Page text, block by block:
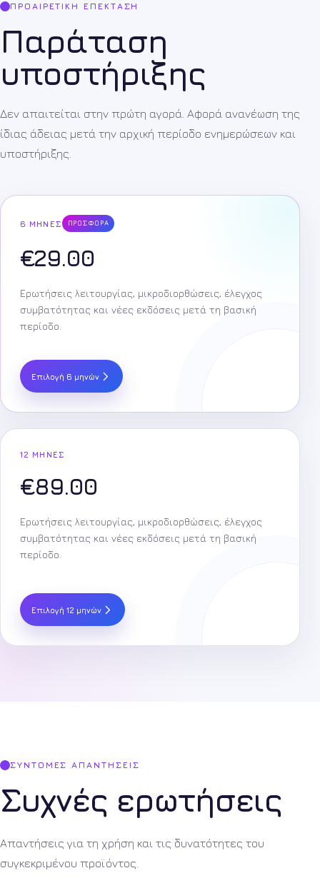
ΠΡΟΑΙΡΕΤΙΚΉ ΕΠΈΚΤΑΣΗ
Παράταση
υποστήριξης
Δεν απαιτείται στην πρώτη αγορά. Αφορά ανανέωση της
ίδιας άδειας μετά την αρχική περίοδο ενημερώσεων και
υποστήριξης.
6 ΜΉΝΕΣ ΠΡΟΣΦΟΡΆ
€29.00
Ερωτήσεις λειτουργίας, μικροδιορθώσεις, έλεγχος
συμβατότητας και νέες εκδόσεις μετά τη βασική
περίοδο.
Επιλογή 6 μηνών
12 ΜΉΝΕΣ
€89.00
Ερωτήσεις λειτουργίας, μικροδιορθώσεις, έλεγχος
συμβατότητας και νέες εκδόσεις μετά τη βασική
περίοδο.
Επιλογή 12 μηνών
ΣΎΝΤΟΜΕΣ ΑΠΑΝΤΉΣΕΙΣ
Συχνές ερωτήσεις
Απαντήσεις για τη χρήση και τις δυνατότητες του
συγκεκριμένου προϊόντος.